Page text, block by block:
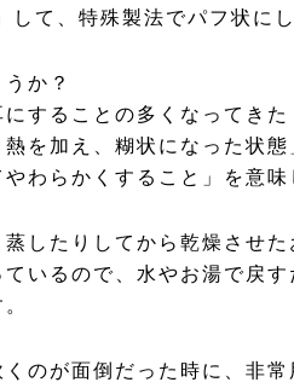
て、特殊製法でパフ状に
か？
することの多くなってき
を加え、糊状になった状
わらかくすること」を意味
したりしてから乾燥させた
いるので、水やお湯で戻
のが面倒だった時に、非